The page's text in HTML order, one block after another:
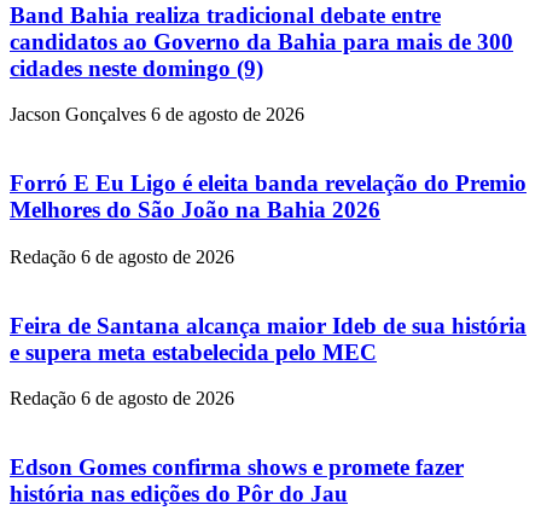
Band Bahia realiza tradicional debate entre
candidatos ao Governo da Bahia para mais de 300
cidades neste domingo (9)
Jacson Gonçalves 6 de agosto de 2026
Forró E Eu Ligo é eleita banda revelação do Premio
Melhores do São João na Bahia 2026
Redação 6 de agosto de 2026
Feira de Santana alcança maior Ideb de sua história
e supera meta estabelecida pelo MEC
Redação 6 de agosto de 2026
Edson Gomes confirma shows e promete fazer
história nas edições do Pôr do Jau